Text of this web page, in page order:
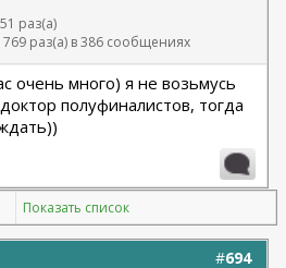
раз(а)
раз(а) в 386 сообщениях
очень много) я не возьмусь
полуфиналистов, тогда
Показать список
#694